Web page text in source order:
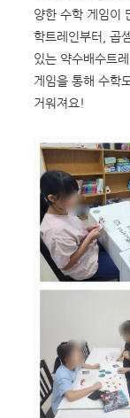
양한 수학 게임이
학트레인부터, 곱
있는 약수배수트
게임을 통해 수학
거워져요!